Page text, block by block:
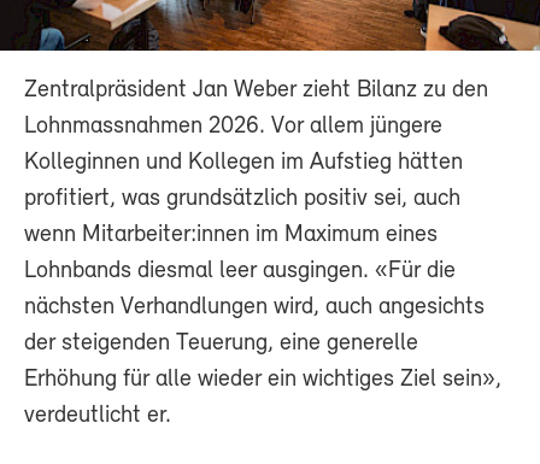
Zentralpräsident Jan Weber zieht Bilanz zu den
Lohnmassnahmen 2026. Vor allem jüngere
Kolleginnen und Kollegen im Aufstieg hätten
profitiert, was grundsätzlich positiv sei, auch
wenn Mitarbeiter:innen im Maximum eines
Lohnbands diesmal leer ausgingen. «Für die
nächsten Verhandlungen wird, auch angesichts
der steigenden Teuerung, eine generelle
Erhöhung für alle wieder ein wichtiges Ziel sein»,
verdeutlicht er.